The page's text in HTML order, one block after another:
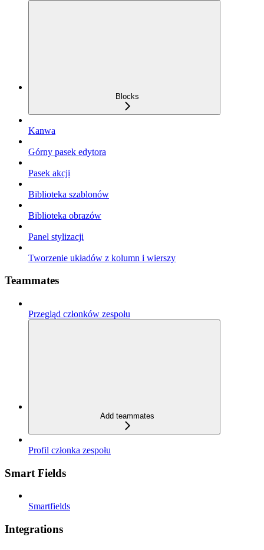
Blocks
Kanwa
Górny pasek edytora
Pasek akcji
Biblioteka szablonów
Biblioteka obrazów
Panel stylizacji
Tworzenie układów z kolumn i wierszy
Teammates
Przegląd członków zespołu
Add teammates
Profil członka zespołu
Smart Fields
Smartfields
Integrations